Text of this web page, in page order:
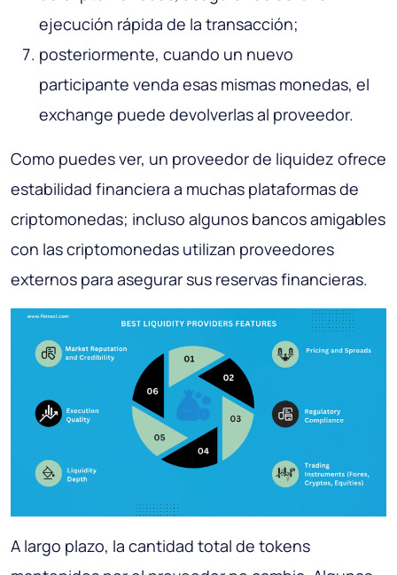
ejecución rápida de la transacción;
posteriormente, cuando un nuevo
participante venda esas mismas monedas, el
exchange puede devolverlas al proveedor.
Como puedes ver, un proveedor de liquidez ofrece
estabilidad financiera a muchas plataformas de
criptomonedas; incluso algunos bancos amigables
con las criptomonedas utilizan proveedores
externos para asegurar sus reservas financieras.
A largo plazo, la cantidad total de tokens